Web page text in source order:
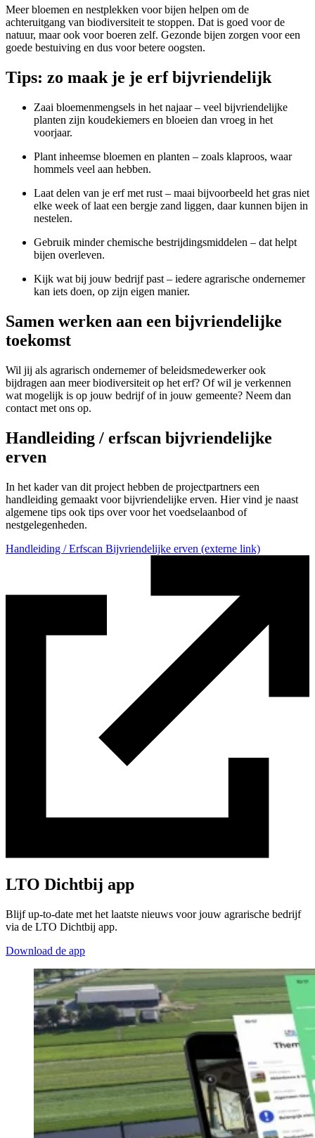
Meer bloemen en nestplekken voor bijen helpen om de
achteruitgang van biodiversiteit te stoppen. Dat is goed voor de
natuur, maar ook voor boeren zelf. Gezonde bijen zorgen voor een
goede bestuiving en dus voor betere oogsten.
Tips: zo maak je je erf bijvriendelijk
Zaai bloemenmengsels in het najaar – veel bijvriendelijke
planten zijn koudekiemers en bloeien dan vroeg in het
voorjaar.
Plant inheemse bloemen en planten – zoals klaproos, waar
hommels veel aan hebben.
Laat delen van je erf met rust – maai bijvoorbeeld het gras niet
elke week of laat een bergje zand liggen, daar kunnen bijen in
nestelen.
Gebruik minder chemische bestrijdingsmiddelen – dat helpt
bijen overleven.
Kijk wat bij jouw bedrijf past – iedere agrarische ondernemer
kan iets doen, op zijn eigen manier.
Samen werken aan een bijvriendelijke
toekomst
Wil jij als agrarisch ondernemer of beleidsmedewerker ook
bijdragen aan meer biodiversiteit op het erf? Of wil je verkennen
wat mogelijk is op jouw bedrijf of in jouw gemeente? Neem dan
contact met ons op.
Handleiding / erfscan bijvriendelijke
erven
In het kader van dit project hebben de projectpartners een
handleiding gemaakt voor bijvriendelijke erven. Hier vind je naast
algemene tips ook tips over voor het voedselaanbod of
nestgelegenheden.
Handleiding / Erfscan Bijvriendelijke erven (externe link)
LTO Dichtbij app
Blijf up-to-date met het laatste nieuws voor jouw agrarische bedrijf
via de LTO Dichtbij app.
Download de app